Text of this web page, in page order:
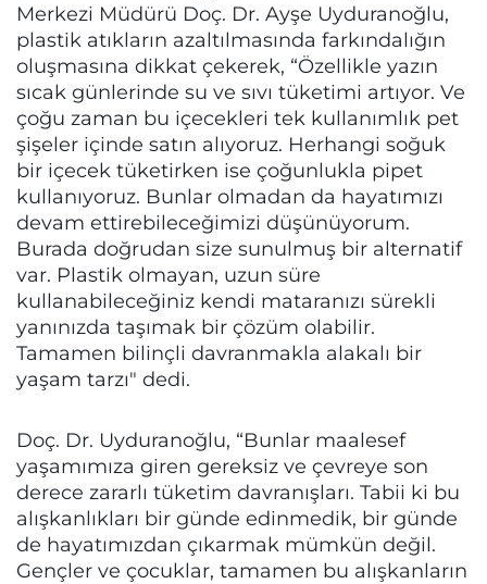
Merkezi Müdürü Doç. Dr. Ayşe Uyduranoğlu,
plastik atıkların azaltılmasında farkındalığın
oluşmasına dikkat çekerek, “Özellikle yazın
sıcak günlerinde su ve sıvı tüketimi artıyor. Ve
çoğu zaman bu içecekleri tek kullanımlık pet
şişeler içinde satın alıyoruz. Herhangi soğuk
bir içecek tüketirken ise çoğunlukla pipet
kullanıyoruz. Bunlar olmadan da hayatımızı
devam ettirebileceğimizi düşünüyorum.
Burada doğrudan size sunulmuş bir alternatif
var. Plastik olmayan, uzun süre
kullanabileceğiniz kendi mataranızı sürekli
yanınızda taşımak bir çözüm olabilir.
Tamamen bilinçli davranmakla alakalı bir
yaşam tarzı" dedi.
Doç. Dr. Uyduranoğlu, “Bunlar maalesef
yaşamımıza giren gereksiz ve çevreye son
derece zararlı tüketim davranışları. Tabii ki bu
alışkanlıkları bir günde edinmedik, bir günde
de hayatımızdan çıkarmak mümkün değil.
Gençler ve çocuklar, tamamen bu alışkanların